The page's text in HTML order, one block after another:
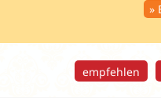
empfehlen